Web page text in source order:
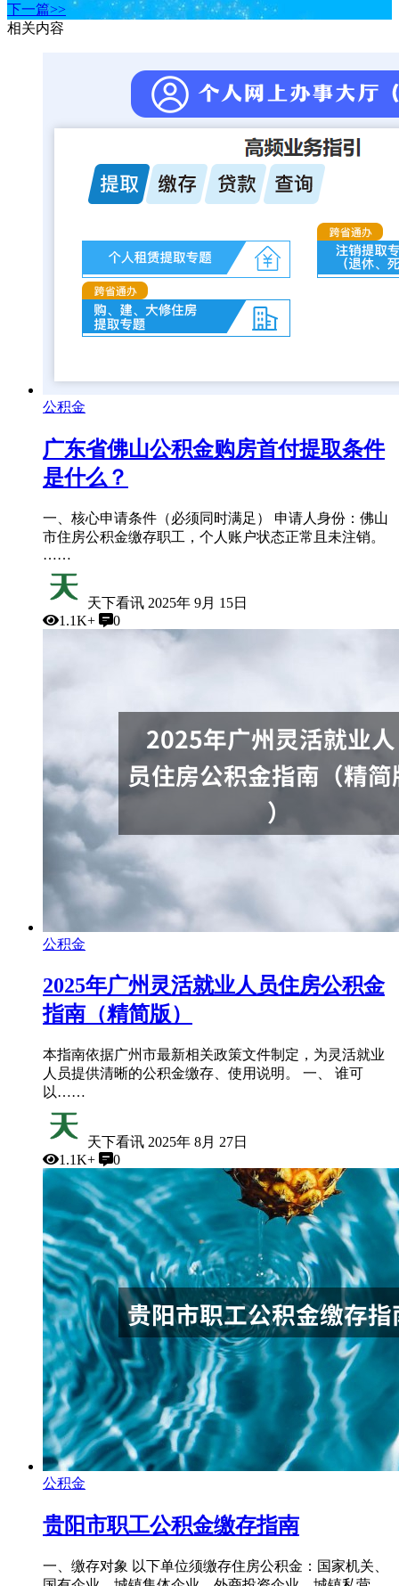
下一篇>>
相关内容
公积金
广东省佛山公积金购房首付提取条件
是什么？
一、核心申请条件（必须同时满足） 申请人身份：佛山
市住房公积金缴存职工，个人账户状态正常且未注销。
……
天下看讯 2025年 9月 15日
1.1K+
0
公积金
2025年广州灵活就业人员住房公积金
指南（精简版）
本指南依据广州市最新相关政策文件制定，为灵活就业
人员提供清晰的公积金缴存、使用说明。 一、 谁可
以……
天下看讯 2025年 8月 27日
1.1K+
0
公积金
贵阳市职工公积金缴存指南
一、缴存对象 以下单位须缴存住房公积金：国家机关、